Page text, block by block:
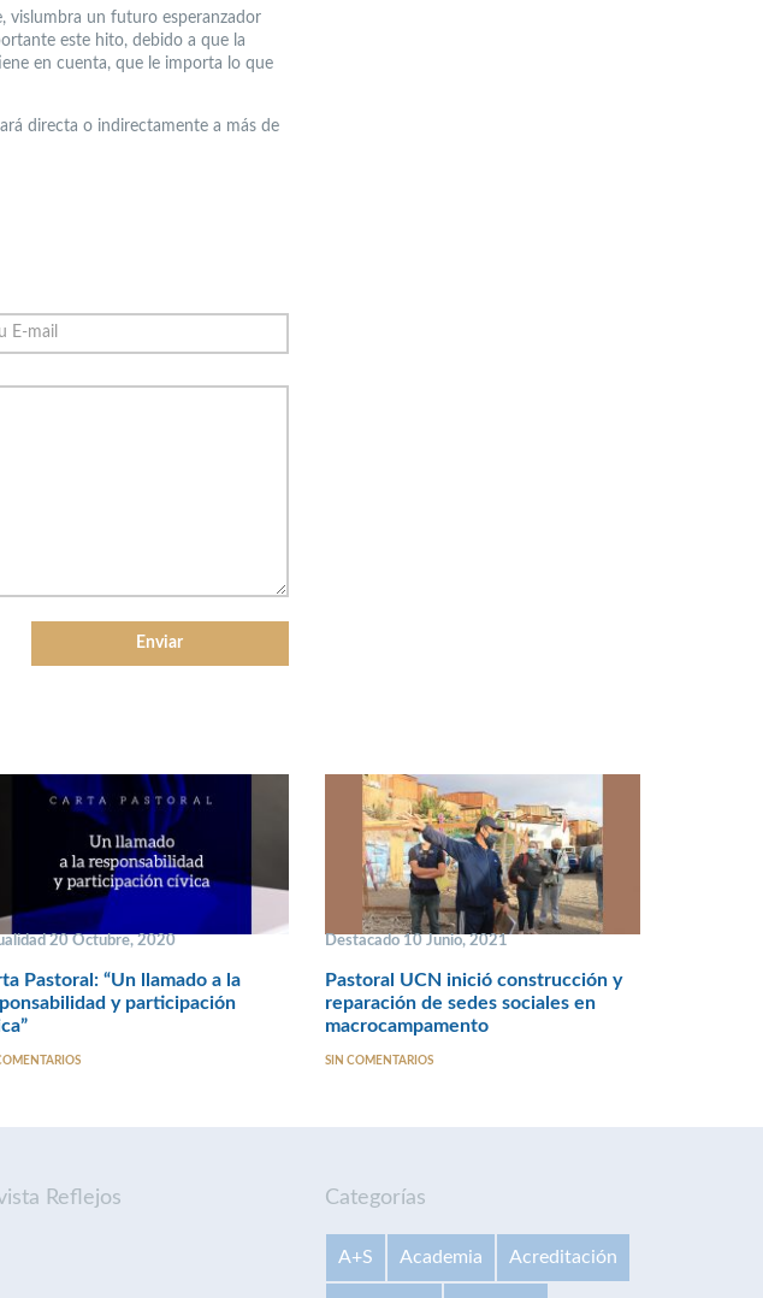
vislumbra un futuro esperanzador
este hito, debido a que la
en cuenta, que le importa lo que
directa o indirectamente a más de
20 Octubre, 2020
Pastoral: “Un llamado a la
y participación
Destacado 10 Junio, 2021
Pastoral UCN inició construcción y
reparación de sedes sociales en
macrocampamento
SIN COMENTARIOS
Reflejos Categorías
A+S Academia Acreditación